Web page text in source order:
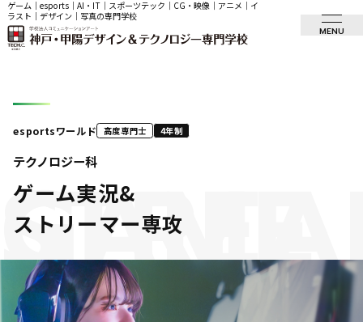
ゲーム｜esports｜AI・IT｜スポーツテック｜CG・映像｜アニメ｜イ
ラスト｜デザイン｜写真の専門学校
MENU
esportsワールド 高度専門士 4年制
テクノロジー科
ゲーム実況&
ストリーマー専攻